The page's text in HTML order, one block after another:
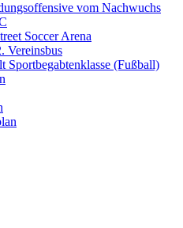
vom Nachwuchs
Soccer Arena
Vereinsbus
Sportbegabtenklasse (Fußball)